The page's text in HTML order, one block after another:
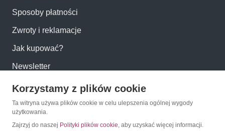
Sposoby płatności
Zwroty i reklamacje
Jak kupować?
Newsletter
Konto
Moje konto
Korzystamy z plików cookie
Ta witryna używa plików cookie w celu ulepszenia ogólnej wygody
użytkowania.
Zajrzyj do naszej Polityki plików cookie, aby uzyskać więcej informacji.